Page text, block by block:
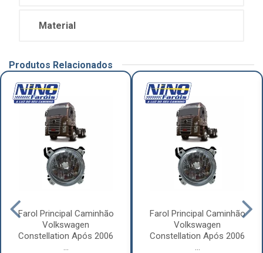
Material
Produtos Relacionados
Farol Principal Caminhão
Volkswagen
Constellation Após 2006
...
Farol Principal Caminhão
Volkswagen
Constellation Após 2006
...